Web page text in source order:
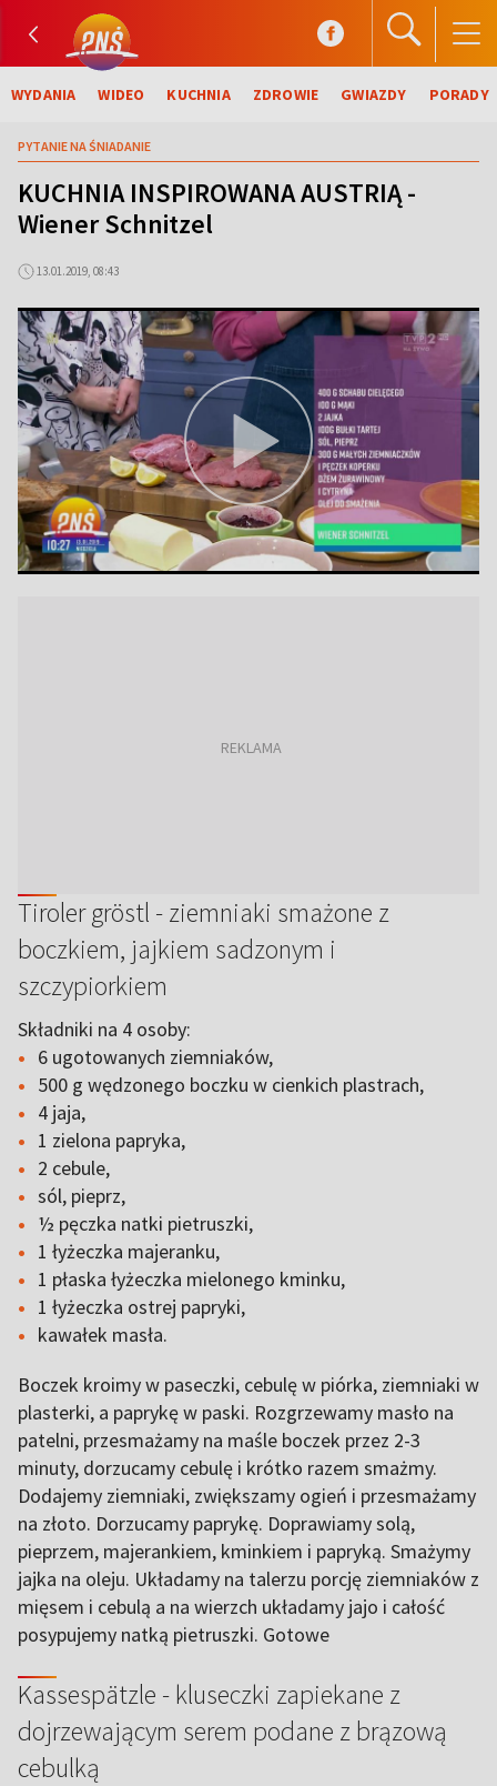
WYDANIA WIDEO KUCHNIA ZDROWIE GWIAZDY PORADY
PYTANIE NA ŚNIADANIE
KUCHNIA INSPIROWANA AUSTRIĄ -
Wiener Schnitzel
13.01.2019, 08:43
Tiroler gröstl - ziemniaki smażone z
boczkiem, jajkiem sadzonym i
szczypiorkiem
Składniki na 4 osoby:
6 ugotowanych ziemniaków,
500 g wędzonego boczku w cienkich plastrach,
4 jaja,
1 zielona papryka,
2 cebule,
sól, pieprz,
½ pęczka natki pietruszki,
1 łyżeczka majeranku,
1 płaska łyżeczka mielonego kminku,
1 łyżeczka ostrej papryki,
kawałek masła.
Boczek kroimy w paseczki, cebulę w piórka, ziemniaki w
plasterki, a paprykę w paski. Rozgrzewamy masło na
patelni, przesmażamy na maśle boczek przez 2-3
minuty, dorzucamy cebulę i krótko razem smażmy.
Dodajemy ziemniaki, zwiększamy ogień i przesmażamy
na złoto. Dorzucamy paprykę. Doprawiamy solą,
pieprzem, majerankiem, kminkiem i papryką. Smażymy
jajka na oleju. Układamy na talerzu porcję ziemniaków z
mięsem i cebulą a na wierzch układamy jajo i całość
posypujemy natką pietruszki. Gotowe
Kassespätzle - kluseczki zapiekane z
dojrzewającym serem podane z brązową
cebulką